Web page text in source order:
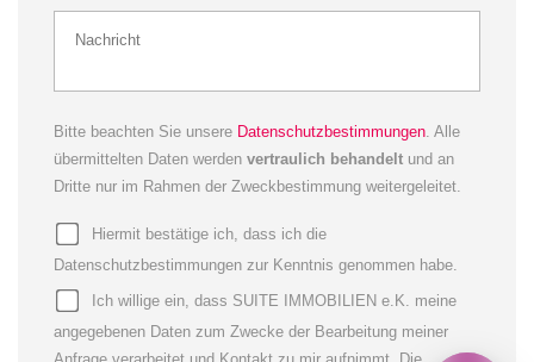
Bitte beachten Sie unsere Datenschutzbestimmungen. Alle
übermittelten Daten werden vertraulich behandelt und an
Dritte nur im Rahmen der Zweckbestimmung weitergeleitet.
Hiermit bestätige ich, dass ich die
Datenschutzbestimmungen zur Kenntnis genommen habe.
Ich willige ein, dass SUITE IMMOBILIEN e.K. meine
angegebenen Daten zum Zwecke der Bearbeitung meiner